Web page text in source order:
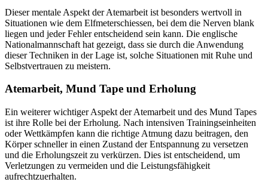
Dieser mentale Aspekt der Atemarbeit ist besonders wertvoll in
Situationen wie dem Elfmeterschiessen, bei dem die Nerven blank
liegen und jeder Fehler entscheidend sein kann. Die englische
Nationalmannschaft hat gezeigt, dass sie durch die Anwendung
dieser Techniken in der Lage ist, solche Situationen mit Ruhe und
Selbstvertrauen zu meistern.
Atemarbeit, Mund Tape und Erholung
Ein weiterer wichtiger Aspekt der Atemarbeit und des Mund Tapes
ist ihre Rolle bei der Erholung. Nach intensiven Trainingseinheiten
oder Wettkämpfen kann die richtige Atmung dazu beitragen, den
Körper schneller in einen Zustand der Entspannung zu versetzen
und die Erholungszeit zu verkürzen. Dies ist entscheidend, um
Verletzungen zu vermeiden und die Leistungsfähigkeit
aufrechtzuerhalten.